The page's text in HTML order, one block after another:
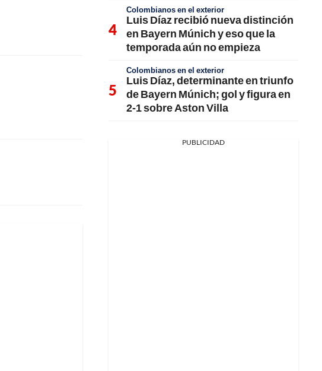
Colombianos en el exterior
Luis Díaz recibió nueva distinción
en Bayern Múnich y eso que la
temporada aún no empieza
Colombianos en el exterior
Luis Díaz, determinante en triunfo
de Bayern Múnich; gol y figura en
2-1 sobre Aston Villa
PUBLICIDAD